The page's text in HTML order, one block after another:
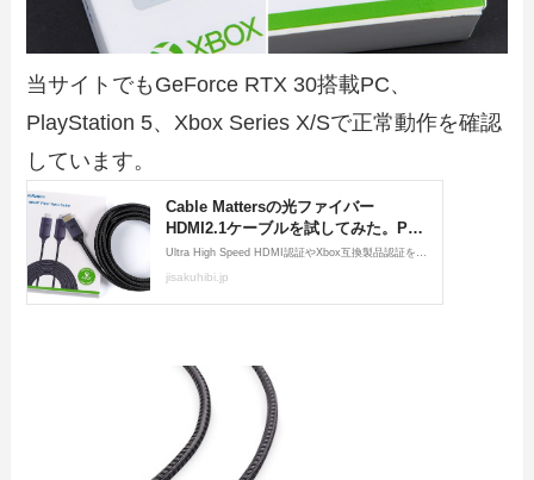
当サイトでもGeForce RTX 30搭載PC、
PlayStation 5、Xbox Series X/Sで正常動作を確認
しています。